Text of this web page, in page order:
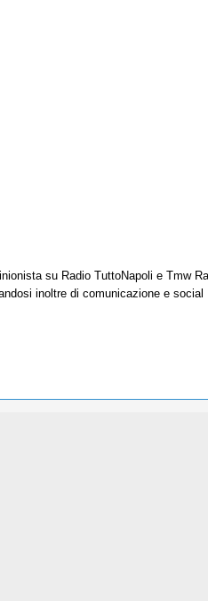
su Radio TuttoNapoli e Tmw
inoltre di comunicazione e social